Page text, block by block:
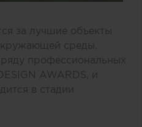
за лучшие объекты
среды.
профессиональных
AWARDS, и
в стадии